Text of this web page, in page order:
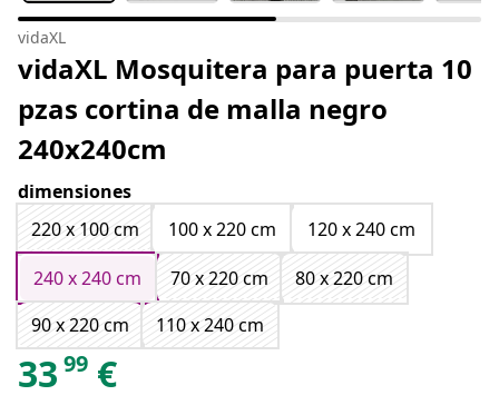
vidaXL
vidaXL Mosquitera para puerta 10
pzas cortina de malla negro
240x240cm
dimensiones
220 x 100 cm
100 x 220 cm
120 x 240 cm
240 x 240 cm
70 x 220 cm
80 x 220 cm
90 x 220 cm
110 x 240 cm
33 99 €